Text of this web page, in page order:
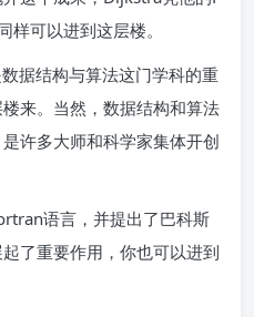
样可以进到这层楼。
据结构与算法这门学科的重
来。当然，数据结构和算法
许多大师和科学家集体开创
语言，并提出了巴科斯
了重要作用，你也可以进到